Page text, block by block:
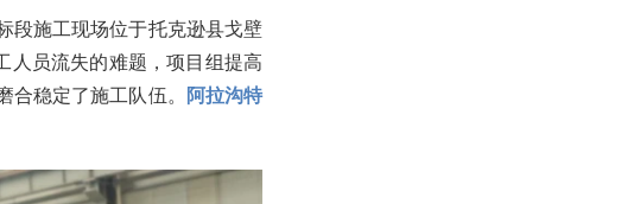
段施工现场位于托克逊县戈壁
人员流失的难题，项目组提高
稳定了施工队伍。
阿拉沟特